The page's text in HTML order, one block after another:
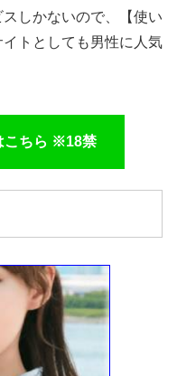
しかないので、【使い
トとしても男性に人気
こちら ※18禁